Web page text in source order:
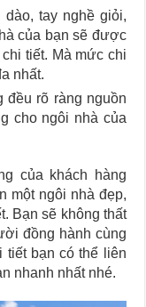
tay nghề giỏi,
của bạn sẽ được
tiết. Mà mức chi
nhất.
đều rõ ràng nguồn
cho ngôi nhà của
của khách hàng
một ngôi nhà đẹp,
Bạn sẽ không thất
đồng hành cùng
tiết bạn có thể liên
nhanh nhất nhé.